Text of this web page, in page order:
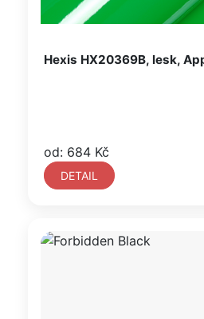
Hexis HX20369B, lesk,
od: 684 Kč
DETAIL